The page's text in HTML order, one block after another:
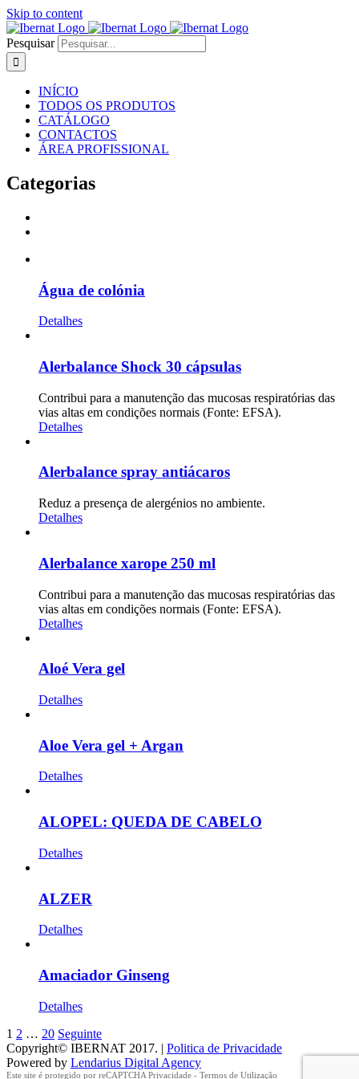
Skip to content
Pesquisar
INÍCIO
TODOS OS PRODUTOS
CATÁLOGO
CONTACTOS
ÁREA PROFISSIONAL
Categorias
Água de colónia
Detalhes
Alerbalance Shock 30 cápsulas
Contribui para a manutenção das mucosas respiratórias das
vias altas em condições normais (Fonte: EFSA).
Detalhes
Alerbalance spray antiácaros
Reduz a presença de alergénios no ambiente.
Detalhes
Alerbalance xarope 250 ml
Contribui para a manutenção das mucosas respiratórias das
vias altas em condições normais (Fonte: EFSA).
Detalhes
Aloé Vera gel
Detalhes
Aloe Vera gel + Argan
Detalhes
ALOPEL: QUEDA DE CABELO
Detalhes
ALZER
Detalhes
Amaciador Ginseng
Detalhes
1 2 … 20 Seguinte
Copyright© IBERNAT 2017. | Politica de Privacidade
Powered by Lendarius Digital Agency
Este site é protegido por reCAPTCHA Privacidade - Termos de Utilização